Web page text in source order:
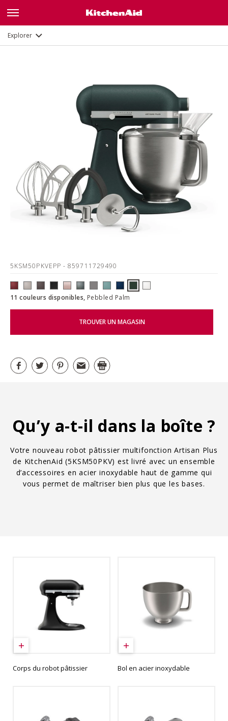
ExplorerDescription
5KSM50PKVEPP- 859711729490
11 couleurs disponibles, Pebbled Palm
TROUVER UN MAGASIN
Qu’y a-t-il dans la boîte ?
Votre nouveau robot pâtissier multifonction Artisan Plus
de KitchenAid (5KSM50PKV) est livré avec un ensemble
d’accessoires en acier inoxydable haut de gamme qui
vous permet de maîtriser bien plus que les bases.
Corps du robot pâtissier Bol en acier inoxydable